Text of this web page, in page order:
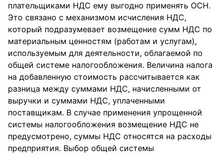
плательщиками НДС ему выгодно применять ОСН.
Это связано с механизмом исчисления НДС,
который подразумевает возмещение сумм НДС по
материальным ценностям (работам и услугам),
используемым для деятельности, облагаемой по
общей системе налогообложения. Величина налога
на добавленную стоимость рассчитывается как
разница между суммами НДС, начисленными от
выручки и суммами НДС, уплаченными
поставщикам. В случае применения упрощенной
системы налогообложения возмещение НДС не
предусмотрено, суммы НДС относятся на расходы
предприятия. Выбор общей системы